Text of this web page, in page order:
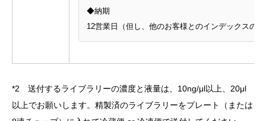
◆納期
12営業日（但し、他のお客様とのインデックスの
*2 送付するライブラリーの濃度と液量は、10ng/μl以上、20μl
以上でお願いします。精製済のライブラリーをプレート（または